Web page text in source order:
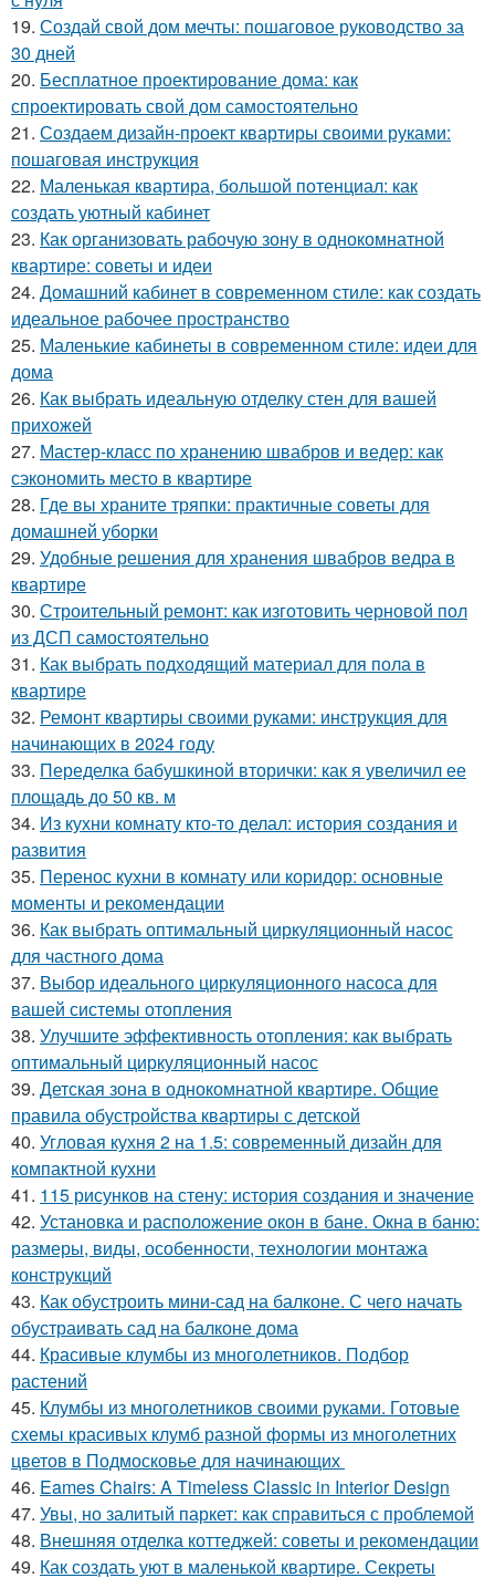
19. Создай свой дом мечты: пошаговое руководство за
30 дней
20. Бесплатное проектирование дома: как
спроектировать свой дом самостоятельно
21. Создаем дизайн-проект квартиры своими руками:
пошаговая инструкция
22. Маленькая квартира, большой потенциал: как
создать уютный кабинет
23. Как организовать рабочую зону в однокомнатной
квартире: советы и идеи
24. Домашний кабинет в современном стиле: как создать
идеальное рабочее пространство
25. Маленькие кабинеты в современном стиле: идеи для
дома
26. Как выбрать идеальную отделку стен для вашей
прихожей
27. Мастер-класс по хранению швабров и ведер: как
сэкономить место в квартире
28. Где вы храните тряпки: практичные советы для
домашней уборки
29. Удобные решения для хранения швабров ведра в
квартире
30. Строительный ремонт: как изготовить черновой пол
из ДСП самостоятельно
31. Как выбрать подходящий материал для пола в
квартире
32. Ремонт квартиры своими руками: инструкция для
начинающих в 2024 году
33. Переделка бабушкиной вторички: как я увеличил ее
площадь до 50 кв. м
34. Из кухни комнату кто-то делал: история создания и
развития
35. Перенос кухни в комнату или коридор: основные
моменты и рекомендации
36. Как выбрать оптимальный циркуляционный насос
для частного дома
37. Выбор идеального циркуляционного насоса для
вашей системы отопления
38. Улучшите эффективность отопления: как выбрать
оптимальный циркуляционный насос
39. Детская зона в однокомнатной квартире. Общие
правила обустройства квартиры с детской
40. Угловая кухня 2 на 1.5: современный дизайн для
компактной кухни
41. 115 рисунков на стену: история создания и значение
42. Установка и расположение окон в бане. Окна в баню:
размеры, виды, особенности, технологии монтажа
конструкций
43. Как обустроить мини-сад на балконе. С чего начать
обустраивать сад на балконе дома
44. Красивые клумбы из многолетников. Подбор
растений
45. Клумбы из многолетников своими руками. Готовые
схемы красивых клумб разной формы из многолетних
цветов в Подмосковье для начинающих
46. Eames Chairs: A Timeless Classic in Interior Design
47. Увы, но залитый паркет: как справиться с проблемой
48. Внешняя отделка коттеджей: советы и рекомендации
49. Как создать уют в маленькой квартире. Секреты